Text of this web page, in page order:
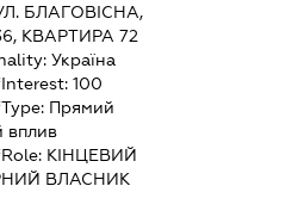
БЛАГОВІСНА,
КВАРТИРА 72
Україна
100
Прямий
вплив
КІНЦЕВИЙ
ВЛАСНИК